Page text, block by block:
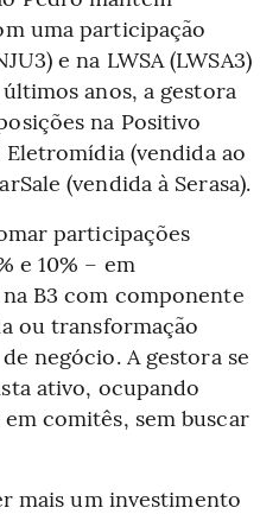
uma participação
e na LWSA (LWSA3)
anos, a gestora
na Positivo
Eletromídia (vendida ao
(vendida à Serasa).
participações
e 10% – em
B3 com componente
ou transformação
negócio. A gestora se
ativo, ocupando
comitês, sem buscar
mais um investimento